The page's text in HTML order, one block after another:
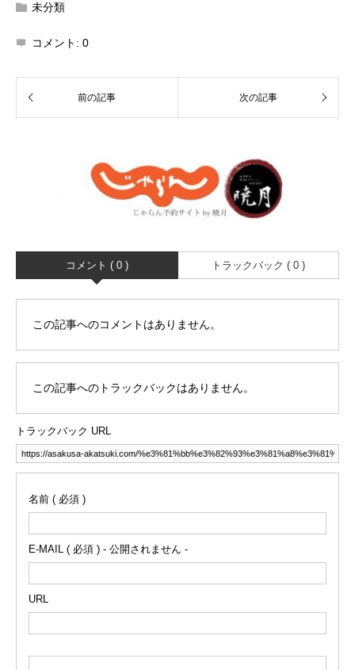
未分類
コメント: 0
コメント ( 0 ) トラックバック ( 0 )
この記事へのコメントはありません。
この記事へのトラックバックはありません。
トラックバック URL
名前 ( 必須 )
E-MAIL ( 必須 ) - 公開されません -
URL